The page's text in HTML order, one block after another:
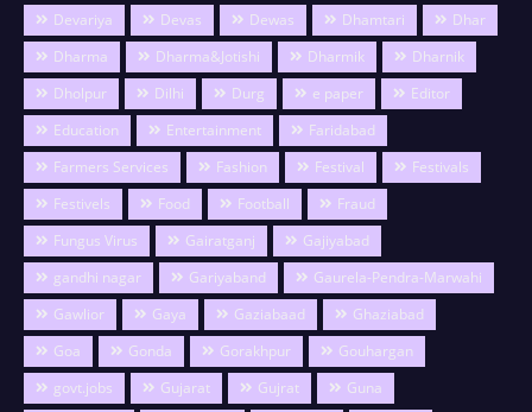
Devariya
Devas Dewas Dhamtari
Dhar
Dharma
Dharma&Jotishi Dharmik
Dharnik
Dholpur
Dilhi Durg e paper
Editor
Education
Entertainment
Faridabad
Farmers Services
Fashion Festival
Festivals
Festivels
Food Football
Fraud
Fungus Virus
Gairatganj
Gajiyabad
gandhi nagar
Gariyaband
Gaurela-Pendra-Marwahi
Gawlior
Gaya Gaziabaad
Ghaziabad
Goa
Gonda Gorakhpur
Gouhargan
govt.jobs
Gujarat Gujrat
Guna